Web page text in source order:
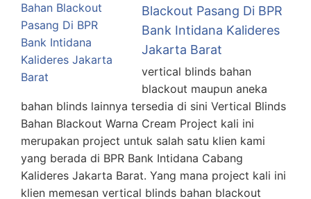
Blackout Pasang Di BPR
Bank Intidana Kalideres
Jakarta Barat
vertical blinds bahan
blackout maupun aneka
bahan blinds lainnya tersedia di sini Vertical Blinds
Bahan Blackout Warna Cream Project kali ini
merupakan project untuk salah satu klien kami
yang berada di BPR Bank Intidana Cabang
Kalideres Jakarta Barat. Yang mana project kali ini
klien memesan vertical blinds bahan blackout